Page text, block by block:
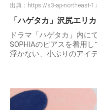
出典： https://s3-ap-northeast-
「ハゲタカ」沢尻エリカ
ドラマ「ハゲタカ」内に
SOPHIAのピアスを着用
浮かない、小ぶりのアイ